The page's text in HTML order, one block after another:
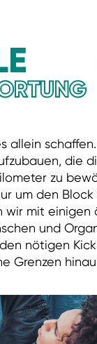
allein
die
zu
um den Block
wir mit einigen
und
nötigen
Grenzen